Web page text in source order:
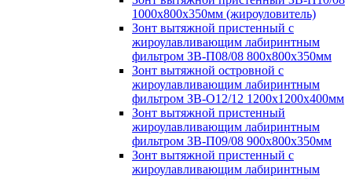
1000х800х350мм (жироуловитель)
Зонт вытяжной пристенный с
жироулавливающим лабиринтным
фильтром ЗВ-П08/08 800х800х350мм
Зонт вытяжной островной с
жироулавливающим лабиринтным
фильтром ЗВ-О12/12 1200х1200х400мм
Зонт вытяжной пристенный
жироулавливающим лабиринтным
фильтром ЗВ-П09/08 900х800х350мм
Зонт вытяжной пристенный с
жироулавливающим лабиринтным